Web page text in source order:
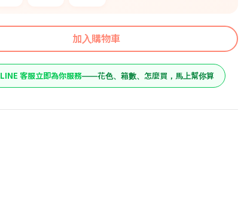
加入購物車
LINE 客服立即為你服務——花色、箱數、怎麼買，馬上幫你算
549